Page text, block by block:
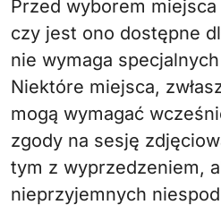
Przed wyborem
czy jest ono dostępne
nie wymaga
Niektóre miejsca,
mogą wymagać
zgody na sesję
tym z wyprzedzeniem,
nieprzyjemnych